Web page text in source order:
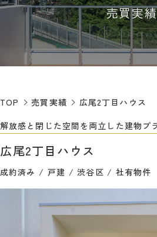
売買実績
TOP 売買実績
広尾2丁目ハウス
解放感と閉じた空間を両立した建物プ
広尾2丁目ハウス
成約済み 戸建 渋谷区 社有物件